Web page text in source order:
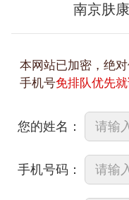
南京肤
本网站已加密，绝
手机号免排队优先
您的姓名：
手机号码：